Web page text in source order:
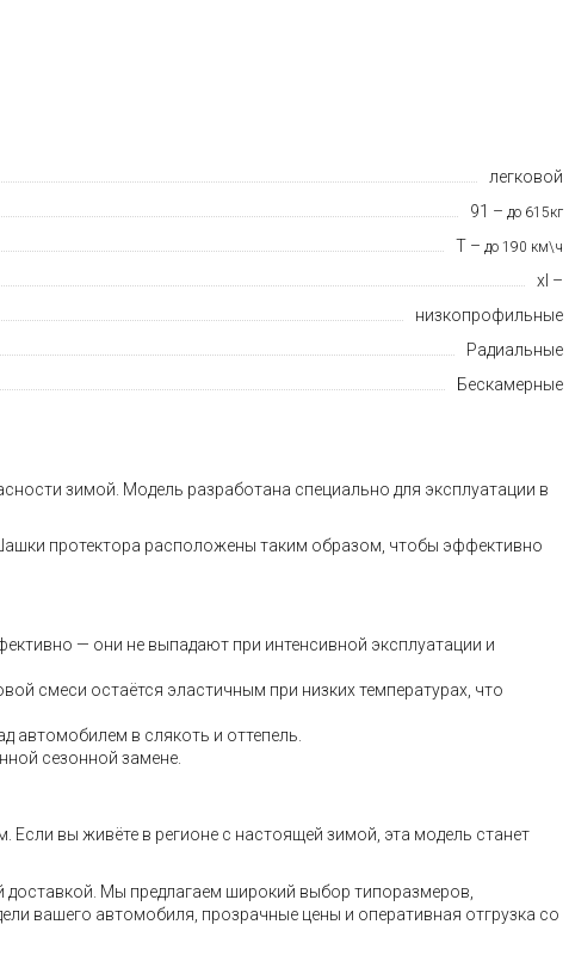
легковой
91 – до 615кг
T – до 190 км\ч
xl –
низкопрофильные
Радиальные
Бескамерные
зимой. Модель разработана специально для эксплуатации в
протектора расположены таким образом, чтобы эффективно
— они не выпадают при интенсивной эксплуатации и
смеси остаётся эластичным при низких температурах, что
автомобилем в слякоть и оттепель.
сезонной замене.
вы живёте в регионе с настоящей зимой, эта модель станет
доставкой. Мы предлагаем широкий выбор типоразмеров,
вашего автомобиля, прозрачные цены и оперативная отгрузка со